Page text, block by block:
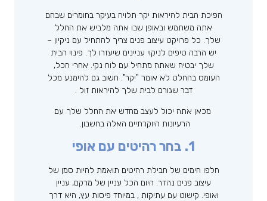
הפיכת הבית להיראות יקר תלויה בעיקר בחומרים שבהם
אתה משתמש ובאופן שבו אתה מלביש את החלל
שלך. כל פרויקט עיצוב פנים צריך להתחיל עם ניקיון –
יש הרבה טיפים לניקוי עניינים שיעזרו לך. פינוי הבית
שלך יבטיח שאתה מתחיל עם לוח נקי. אחרי הכל,
העומס בהחלט לא אומר "יקר". חשוב גם להימנע מכל
דבר שגורם לבית שלך להיראות זול .
מכאן אתה יכול לעצב מחדש את החלל שלך עם
הרעיונות היוקרתיים האלה בחשבון.
1. בחר רהיטים עם אופי
חלפו הימים של חבילת רהיטים תואמת להיות סמן של
עיצוב פנים נהדר. היום הכל עניין של מרקם, עניין
ואופי. קישוט עם עתיקות , במיוחד פיסות עץ, היא דרך